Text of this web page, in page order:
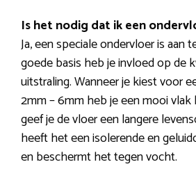
Is het nodig dat ik een
Ja, een speciale ondervloer is aan
goede basis heb je invloed op de
uitstraling. Wanneer je kiest voor
2mm – 6mm heb je een mooi
geef je de vloer een langere
heeft het een isolerende en
en beschermt het tegen vocht.